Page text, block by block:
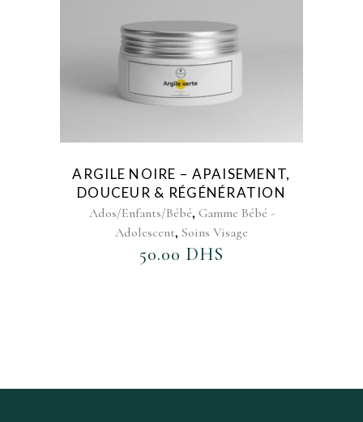
ARGILE NOIRE – APAISEMENT,
DOUCEUR & RÉGÉNÉRATION
Ados/Enfants/Bébé, Gamme Bébé -
Adolescent, Soins Visage
50.00 DHS